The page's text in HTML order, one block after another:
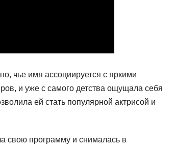
чье имя ассоциируется с яркими
и уже с самого детства ощущала себя
ей стать популярной актрисой и
свою программу и снималась в